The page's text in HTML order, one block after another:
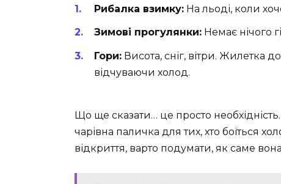
Рибалка взимку: На льоді, коли
Зимові прогулянки: Немає нічого
Гори: Висота, сніг, вітри. Жилетка
відчуваючи холод.
Що ще сказати… це просто
чарівна паличка для тих, хто боїться
відкриття, варто подумати, як саме